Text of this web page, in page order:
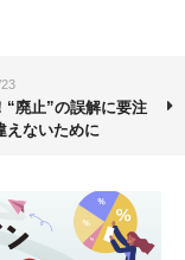
“廃止”の誤解に要注
えないために